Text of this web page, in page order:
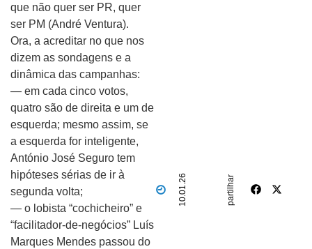
10.01.26 partilhar
que não quer ser PR, quer
ser PM (André Ventura).
Ora, a acreditar no que nos
dizem as sondagens e a
dinâmica das campanhas:
— em cada cinco votos,
quatro são de direita e um de
esquerda; mesmo assim, se
a esquerda for inteligente,
António José Seguro tem
hipóteses sérias de ir à
segunda volta;
— o lobista “cochicheiro” e
“facilitador-de-negócios” Luís
Marques Mendes passou do